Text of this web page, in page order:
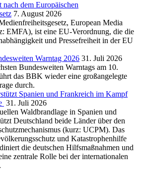
nach dem Europäischen
7. August 2026
European Media
EMFA), ist eine EU-Verordnung, die die
und Pressefreiheit in der EU
Warntag 2026 31. Juli 2026
Bundesweiten Warntags am 10.
das BBK wieder eine großangelegte
durch.
Spanien und Frankreich im Kampf
31. Juli 2026
Waldbrandlage in Spanien und
Deutschland beide Länder über den
(kurz: UCPM). Das
und Katastrophenhilfe
die deutschen Hilfsmaßnahmen und
zentrale Rolle bei der internationalen